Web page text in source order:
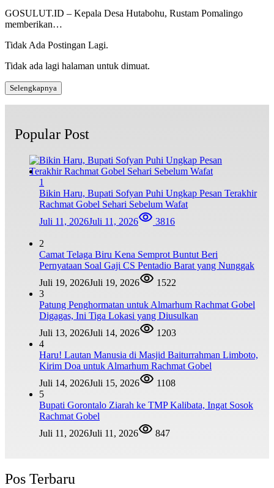
GOSULUT.ID – Kepala Desa Hutabohu, Rustam Pomalingo
memberikan…
Tidak Ada Postingan Lagi.
Tidak ada lagi halaman untuk dimuat.
Selengkapnya
Popular Post
1
Bikin Haru, Bupati Sofyan Puhi Ungkap Pesan Terakhir
Rachmat Gobel Sehari Sebelum Wafat
Juli 11, 2026Juli 11, 2026 3816
2
Camat Telaga Biru Kena Semprot Buntut Beri
Pernyataan Soal Gaji CS Pentadio Barat yang Nunggak
Juli 19, 2026Juli 19, 2026
1522
3
Patung Penghormatan untuk Almarhum Rachmat Gobel
Digagas, Ini Tiga Lokasi yang Diusulkan
Juli 13, 2026Juli 14, 2026
1203
4
Haru! Lautan Manusia di Masjid Baiturrahman Limboto,
Kirim Doa untuk Almarhum Rachmat Gobel
Juli 14, 2026Juli 15, 2026
1108
5
Bupati Gorontalo Ziarah ke TMP Kalibata, Ingat Sosok
Rachmat Gobel
Juli 11, 2026Juli 11, 2026 847
Pos Terbaru